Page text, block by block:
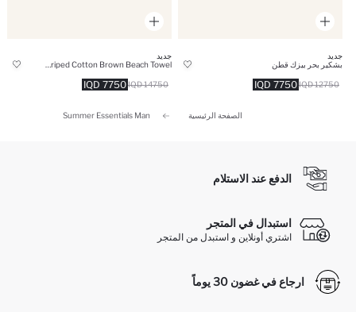
جديد
بشكير بحر بيزك قطن
7750 IQD 12750 IQD
جديد
7750 IQD 14750 IQD
الصفحة الرئيسية Summer Essentials Man
الدفع عند الاستلام
استبدال في المتجر
اشتري أونلاين و استبدل من المتجر
ارجاع في غضون 30 يوماً